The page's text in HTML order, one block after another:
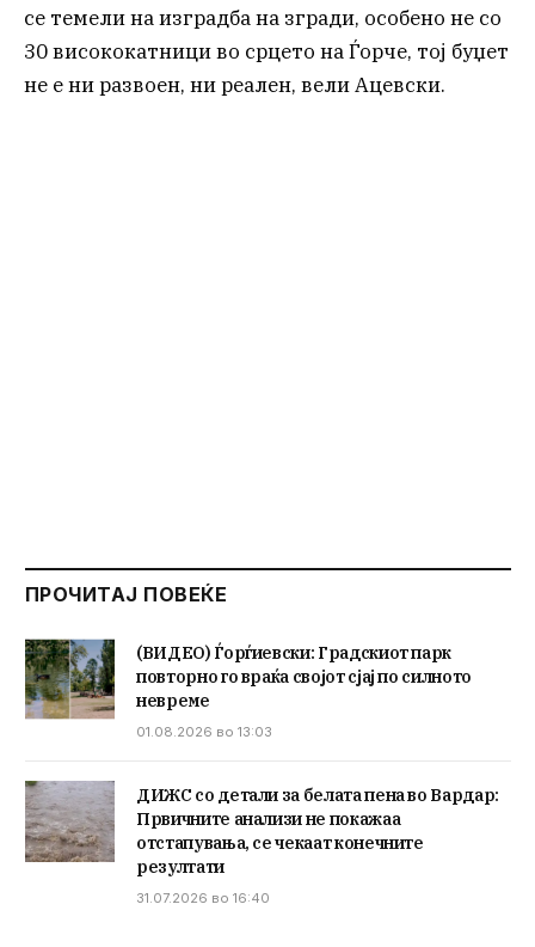
се темели на изградба на згради, особено не со
30 висококатници во срцето на Ѓорче, тој буџет
не е ни развоен, ни реален, вели Ацевски.
ПРОЧИТАЈ ПОВЕЌЕ
(ВИДЕО) Ѓорѓиевски: Градскиот парк
повторно го враќа својот сјај по силното
невреме
01.08.2026 во 13:03
ДИЖС со детали за белата пена во Вардар:
Првичните анализи не покажаа
отстапувања, се чекаат конечните
резултати
31.07.2026 во 16:40